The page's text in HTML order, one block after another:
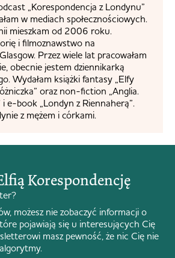
„Korespondencja z Londynu”
w mediach społecznościowych.
mieszkam od 2006 roku.
i filmoznawstwo na
Przez wiele lat pracowałam
obecnie jestem dziennikarką
Wydałam książki fantasy „Elfy
oraz non-fiction „Anglia.
i e-book „Londyn z Riennaherą”.
z mężem i córkami.
Korespondencję
możesz nie zobaczyć informacji o
pojawiają się u interesujących Cię
masz pewność, że nic Cię nie